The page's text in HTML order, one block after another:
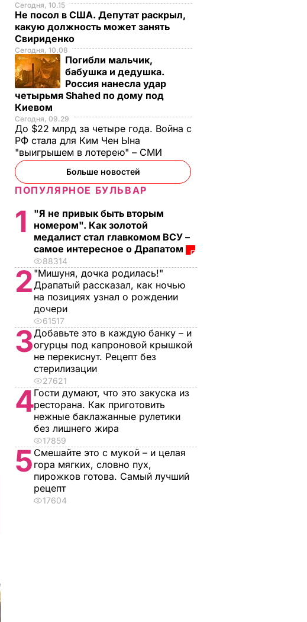
Сегодня, 10.15
Не посол в США. Депутат раскрыл,
какую должность может занять
Свириденко
Сегодня, 10.08
Погибли мальчик,
бабушка и дедушка.
Россия нанесла удар
четырьмя Shahed по дому под
Киевом
Сегодня, 09.29
До $22 млрд за четыре года. Война с
РФ стала для Ким Чен Ына
"выигрышем в лотерею" – СМИ
Больше новостей
ПОПУЛЯРНОЕ БУЛЬВАР
1
"Я не привык быть вторым
номером". Как золотой
медалист стал главкомом ВСУ –
самое интересное о Драпатом
88314
2 "Мишуня, дочка родилась!"
Драпатый рассказал, как ночью
на позициях узнал о рождении
дочери
61517
3Добавьте это в каждую банку – и
огурцы под капроновой крышкой
не перекиснут. Рецепт без
стерилизации
27621
4Гости думают, что это закуска из
ресторана. Как приготовить
нежные баклажанные рулетики
без лишнего жира
17859
5 Смешайте это с мукой – и целая
гора мягких, словно пух,
пирожков готова. Самый лучший
рецепт
17604